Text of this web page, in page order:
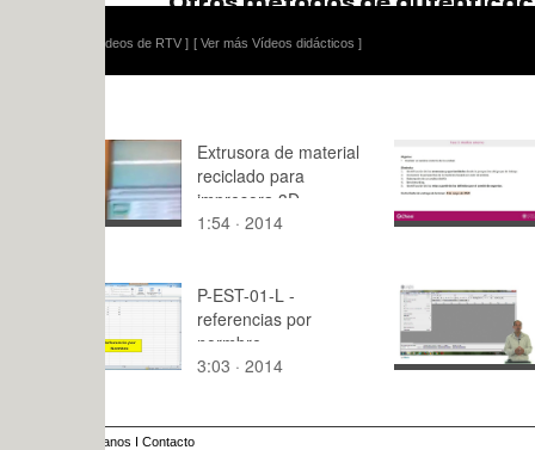
[ Ver más Vídeos didácticos ]
Extrusora de material
reciclado para
impresora 3D
1:54 · 2014
RSM -
13:29 ·
P-EST-01-L -
referencias por
normbre
3:03 · 2014
Audacity.
7:01 · 2016